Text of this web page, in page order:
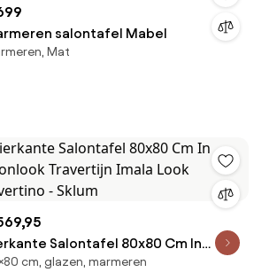
salontafel Mabel
Mat
Salontafel 80x80 Cm In
Travertijn Imala Look
cm, glazen, marmeren